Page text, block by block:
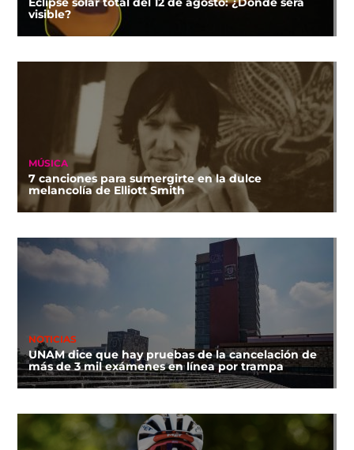
visible?
MÚSICA
7 canciones para sumergirte en la dulce
melancolía de Elliott Smith
NOTICIAS
UNAM dice que hay pruebas de la cancelación de
más de 3 mil exámenes en línea por trampa